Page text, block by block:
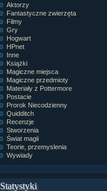
Aktorzy
Fantastyczne zwierzęta
Filmy
Gry
Hogwart
HPnet
Inne
Książki
Magiczne miejsca
Magiczne przedmioty
Materiały z Pottermore
Postacie
Prorok Niecodzienny
Quidditch
Recenzje
Stworzenia
Świat magii
Teorie, przemyslenia
Wywiady
Statystyki